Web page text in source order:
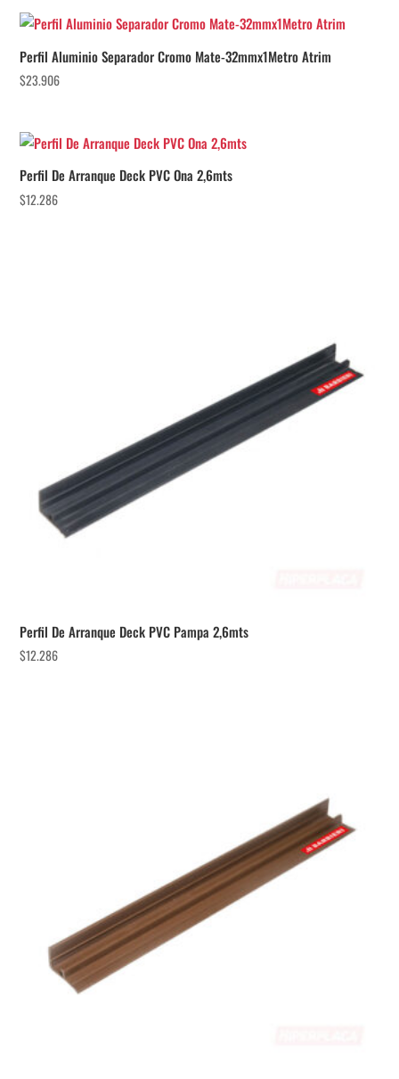
Perfil Aluminio Separador Cromo Mate-32mmx1Metro Atrim
$23.906
Perfil De Arranque Deck PVC Ona 2,6mts
$12.286
Perfil De Arranque Deck PVC Pampa 2,6mts
$12.286